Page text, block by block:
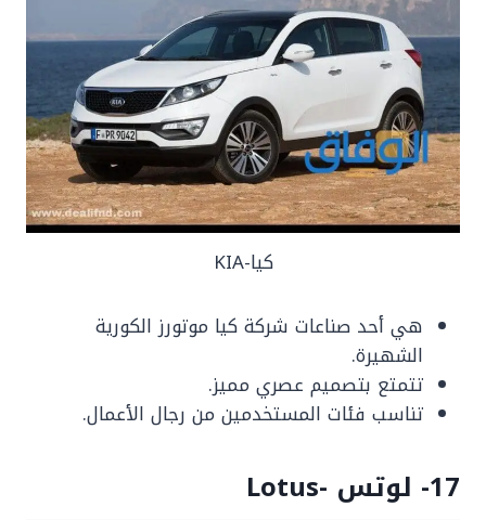
كيا-KIA
هي أحد صناعات شركة كيا موتورز الكورية
الشهيرة.
تتمتع بتصميم عصري مميز.
تناسب فئات المستخدمين من رجال الأعمال.
17- لوتس -Lotus